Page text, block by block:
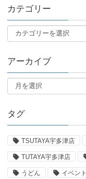
カテゴリー
アーカイブ
タグ
TSUTAYA宇多津店
TUTAYA宇多津店
うどん イベント